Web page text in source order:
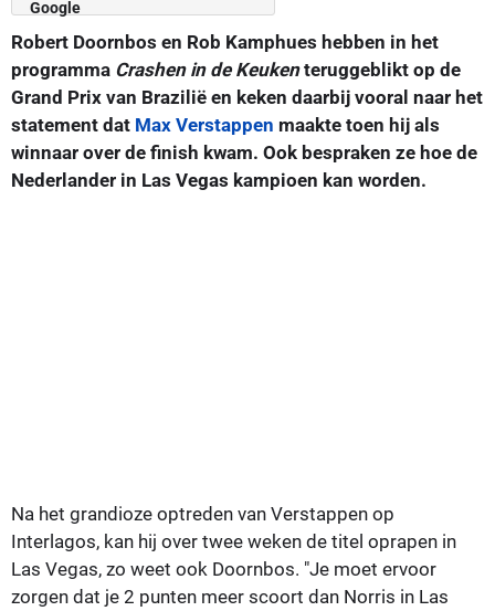
Robert Doornbos en Rob Kamphues hebben in het
programma Crashen in de Keukenteruggeblikt op de
Grand Prix van Brazilië en keken daarbij vooral naar het
statement dat Max Verstappen maakte toen hij als
winnaar over de finish kwam. Ook bespraken ze hoe de
Nederlander in Las Vegas kampioen kan worden.
Na het grandioze optreden van Verstappen op
Interlagos, kan hij over twee weken de titel oprapen in
Las Vegas, zo weet ook Doornbos. "Je moet ervoor
zorgen dat je 2 punten meer scoort dan Norris in Las